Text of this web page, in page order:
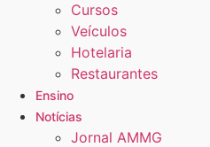
Cursos
Veículos
Hotelaria
Restaurantes
Ensino
Notícias
Jornal AMMG